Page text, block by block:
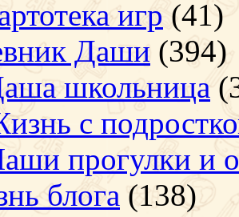
игр (41)
Даши (394)
школьница
с
прогулки и
блога (138)